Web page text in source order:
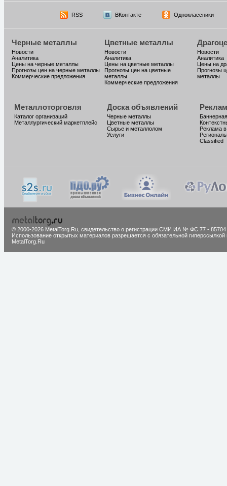
RSS ВКонтакте Одноклассники
Черные металлы
Новости
Аналитика
Цены на черные металлы
Прогнозы цен на черные металлы
Коммерческие предложения
Цветные металлы
Новости
Аналитика
Цены на цветные металлы
Прогнозы цен на цветные
металлы
Коммерческие предложения
Новости
Аналитика
Цены на
Прогнозы
металлы
Металлоторговля
Каталог организаций
Металлургический маркетплейс
Доска объявлений
Черные металлы
Цветные металлы
Сырье и металлолом
Услуги
Реклама
Classified
© 2000-2026 MetalTorg.Ru, cвидетельство о регистрации СМИ ИА № ФС 77 - 85704
Использование открытых материалов разрешается с обязательной гиперссылкой
MetalTorg.Ru